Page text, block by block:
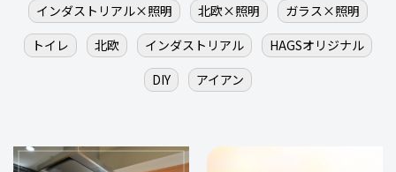
インダストリアル×照明
北欧×照明
ガラス×照明
トイレ
北欧 インダストリアル
HAGSオリジナル
DIY
アイアン